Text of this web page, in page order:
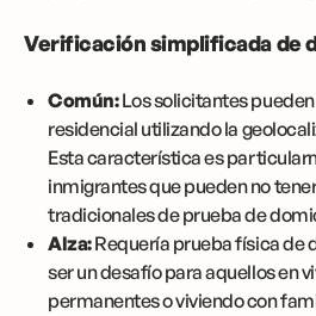
Verificación simplificada de
Común:Los solicitantes
residencial utilizando la
Esta característica es
inmigrantes que pueden no
tradicionales de prueba de
Alza:Requería prueba física de
ser un desafío para aquellos en
permanentes o viviendo con